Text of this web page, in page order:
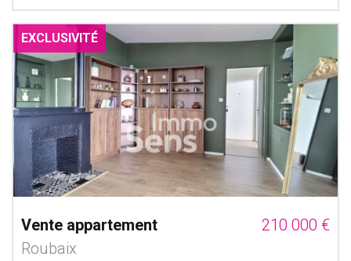
EXCLUSIVITÉ
Vente appartement
210 000 €
Roubaix